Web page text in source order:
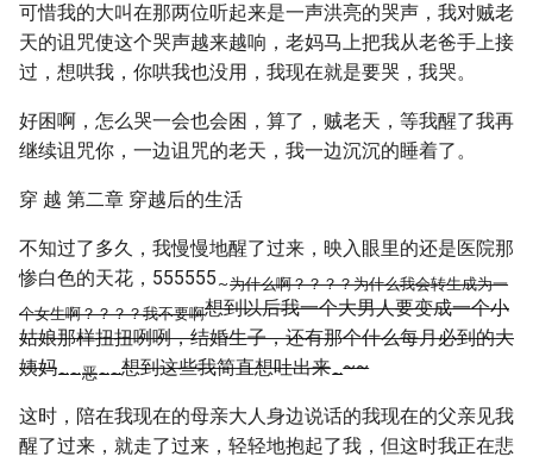
可惜我的大叫在那两位听起来是一声洪亮的哭声，我对贼老
天的诅咒使这个哭声越来越响，老妈马上把我从老爸手上接
过，想哄我，你哄我也没用，我现在就是要哭，我哭。
好困啊，怎么哭一会也会困，算了，贼老天，等我醒了我再
继续诅咒你，一边诅咒的老天，我一边沉沉的睡着了。
穿 越 第二章 穿越后的生活
不知过了多久，我慢慢地醒了过来，映入眼里的还是医院那
惨白色的天花，555555 ~为什么啊？？？？为什么我会转生成为一
个女生啊？？？？我不要啊想到以后我一个大男人要变成一个小
姑娘那样扭扭咧咧，结婚生子，还有那个什么每月必到的大
姨妈~~恶~~想到这些我简直想吐出来~~~
这时，陪在我现在的母亲大人身边说话的我现在的父亲见我
醒了过来，就走了过来，轻轻地抱起了我，但这时我正在悲